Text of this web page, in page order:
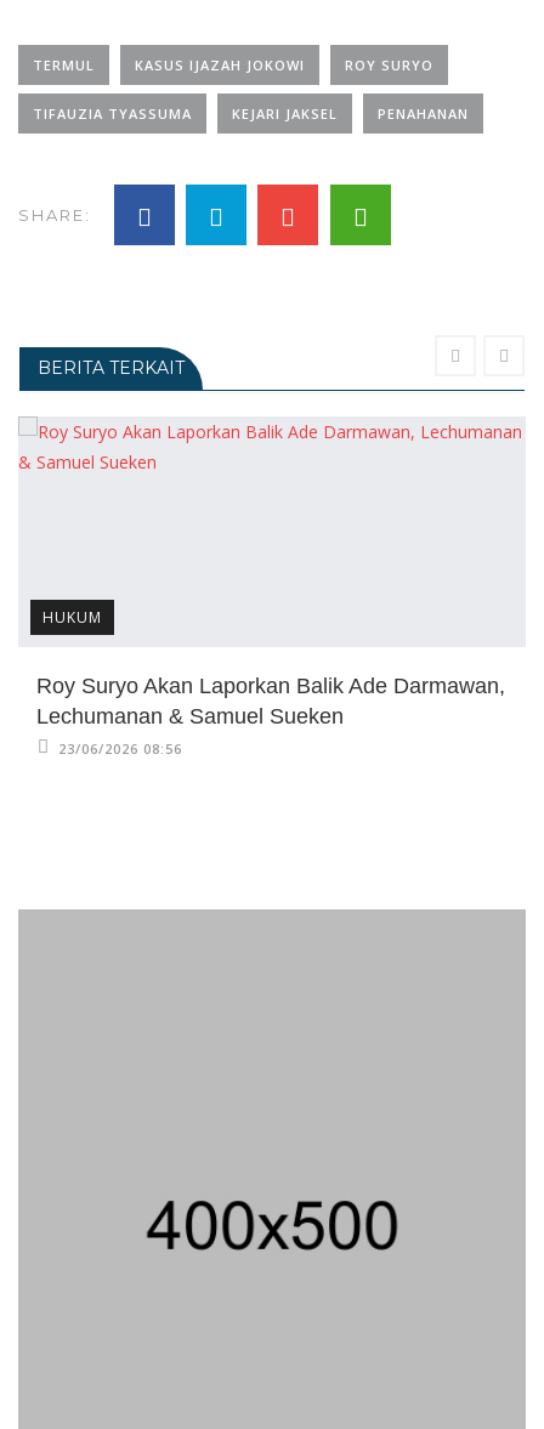
TERMUL KASUS IJAZAH JOKOWI ROY SURYO
TIFAUZIA TYASSUMA KEJARI JAKSEL PENAHANAN
SHARE:
BERITA TERKAIT
HUKUM
Roy Suryo Akan Laporkan Balik Ade Darmawan,
Lechumanan & Samuel Sueken
23/06/2026 08:56